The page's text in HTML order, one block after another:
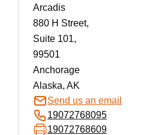
Arcadis
880 H Street,
Suite 101,
99501
Anchorage
Alaska, AK
Send us an email
19072768095
19072768609